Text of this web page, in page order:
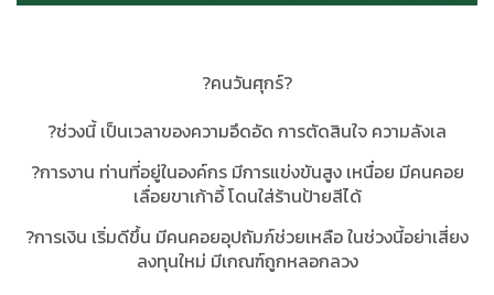
?คนวันศุกร์?
?ช่วงนี้ เป็นเวลาของความอึดอัด การตัดสินใจ ความลังเล
?การงาน ท่านที่อยู่ในองค์กร มีการแข่งขันสูง เหนื่อย มีคนคอย
เลื่อยขาเก้าอี้ โดนใส่ร้านป้ายสีได้
?การเงิน เริ่มดีขึ้น มีคนคอยอุปถัมภ์ช่วยเหลือ ในช่วงนี้อย่าเสี่ยง
ลงทุนใหม่ มีเกณฑ์ถูกหลอกลวง